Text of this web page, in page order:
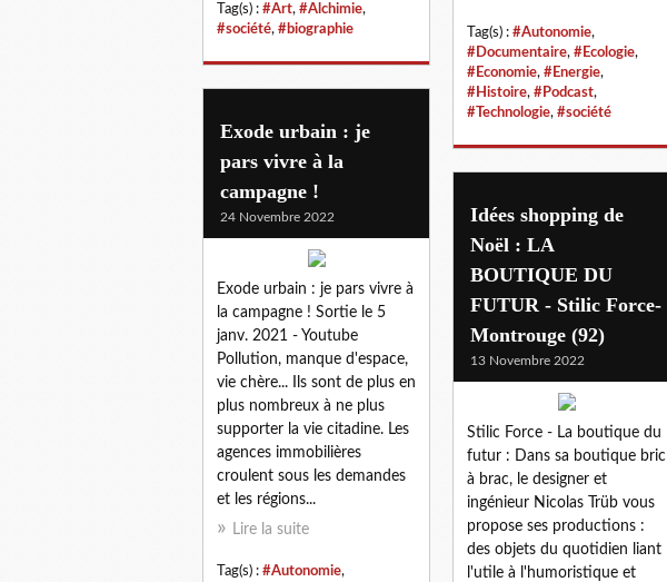
Tag(s) : #Art, #Alchimie,
#société, #biographie Tag(s) : #Autonomie,
#Documentaire, #Ecologie,
#Economie, #Energie,
#Histoire, #Podcast,
#Technologie, #société
Exode urbain : je
pars vivre à la
campagne !
24 Novembre 2022
Exode urbain : je pars vivre à
la campagne ! Sortie le 5
janv. 2021 - Youtube
Pollution, manque d'espace,
vie chère... Ils sont de plus en
plus nombreux à ne plus
supporter la vie citadine. Les
agences immobilières
croulent sous les demandes
et les régions...
Lire la suite
Tag(s) : #Autonomie,
Idées shopping de
Noël : LA
BOUTIQUE DU
FUTUR - Stilic Force-
Montrouge (92)
13 Novembre 2022
Stilic Force - La boutique du
futur : Dans sa boutique bric
à brac, le designer et
ingénieur Nicolas Trüb vous
propose ses productions :
des objets du quotidien liant
l'utile à l'humoristique et